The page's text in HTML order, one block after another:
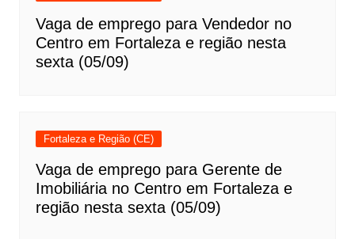
Vaga de emprego para Vendedor no
Centro em Fortaleza e região nesta
sexta (05/09)
Fortaleza e Região (CE)
Vaga de emprego para Gerente de
Imobiliária no Centro em Fortaleza e
região nesta sexta (05/09)